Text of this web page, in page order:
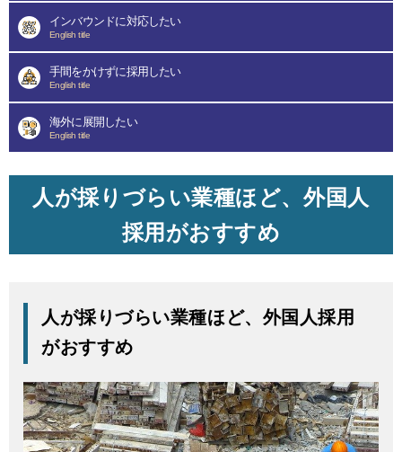
インバウンドに対応したい
English title
手間をかけずに採用したい
English title
海外に展開したい
English title
人が採りづらい業種ほど、外国人
採用がおすすめ
人が採りづらい業種ほど、外国人採用
がおすすめ